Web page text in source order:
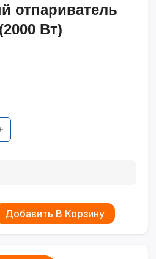
отпариватель
Вт)
Добавить В Корзину